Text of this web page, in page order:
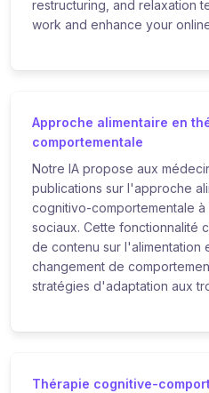
restructuring, and relaxation
work and enhance your
Approche alimentaire en
comportementale
Notre IA propose aux
publications sur l'approche
cognitivo-comportementale
sociaux. Cette fonctionnalité
de contenu sur l'alimentation
changement de
stratégies d'adaptation aux
Thérapie cognitive-